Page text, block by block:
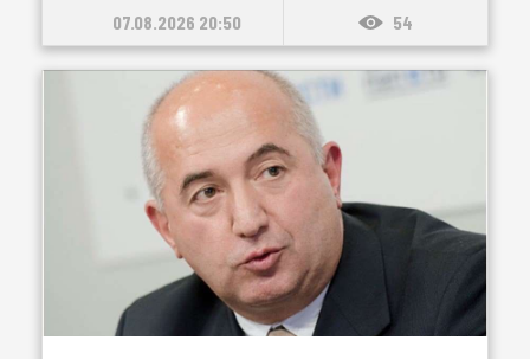
07.08.2026 20:50 54